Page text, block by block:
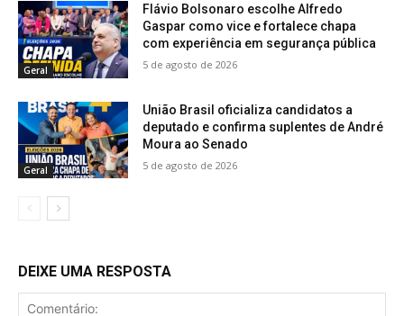
Geral
Flávio Bolsonaro escolhe Alfredo
Gaspar como vice e fortalece chapa
com experiência em segurança pública
5 de agosto de 2026
Geral
União Brasil oficializa candidatos a
deputado e confirma suplentes de André
Moura ao Senado
5 de agosto de 2026
DEIXE UMA RESPOSTA